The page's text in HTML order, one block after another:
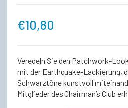
€10,80
Veredeln Sie den Patchwork-
mit der Earthquake-Lackierung,
Schwarztöne kunstvoll
Mitglieder des Chairman’s Club